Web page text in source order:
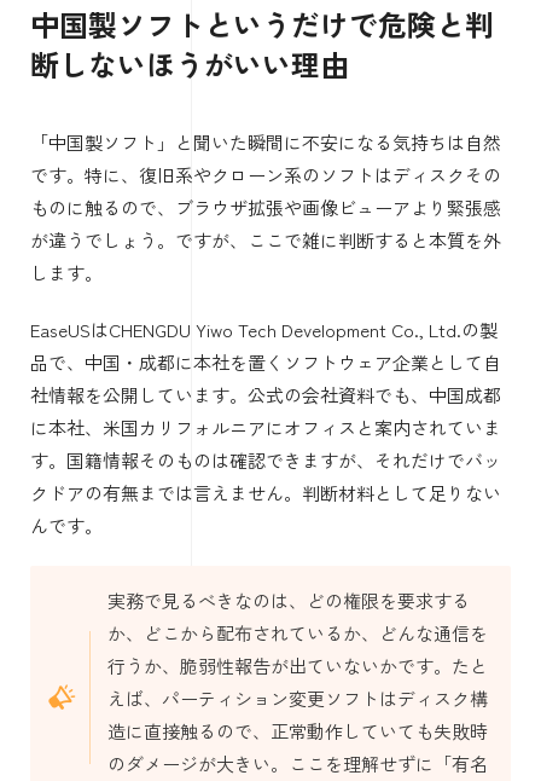
中国製ソフトというだけで危険と判
断しないほうがいい理由
「中国製ソフト」と聞いた瞬間に不安になる気持ちは自然
です。特に、復旧系やクローン系のソフトはディスクその
ものに触るので、ブラウザ拡張や画像ビューアより緊張感
が違うでしょう。ですが、ここで雑に判断すると本質を外
します。
EaseUSはCHENGDU Yiwo Tech Development Co., Ltd.の製
品で、中国・成都に本社を置くソフトウェア企業として自
社情報を公開しています。公式の会社資料でも、中国成都
に本社、米国カリフォルニアにオフィスと案内されていま
す。国籍情報そのものは確認できますが、それだけでバッ
クドアの有無までは言えません。判断材料として足りない
んです。
実務で見るべきなのは、どの権限を要求する
か、どこから配布されているか、どんな通信を
行うか、脆弱性報告が出ていないかです。たと
えば、パーティション変更ソフトはディスク構
造に直接触るので、正常動作していても失敗時
のダメージが大きい。ここを理解せずに「有名